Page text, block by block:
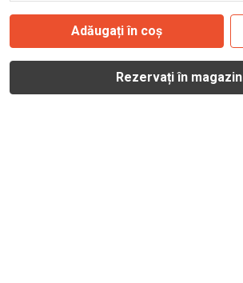
Adăugați în coș
Rezervați în magazin